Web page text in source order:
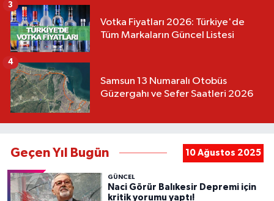
Votka Fiyatları 2026: Türkiye'de
Tüm Markaların Güncel Listesi
3
Samsun 13 Numaralı Otobüs
Güzergahı ve Sefer Saatleri 2026
4
Geçen Yıl Bugün 10 Ağustos 2025
GÜNCEL
Naci Görür Balıkesir Depremi için
kritik yorumu yaptı!